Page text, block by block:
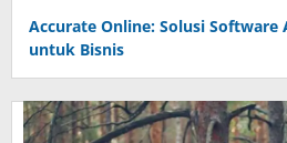
Accurate Online: Solusi
untuk Bisnis